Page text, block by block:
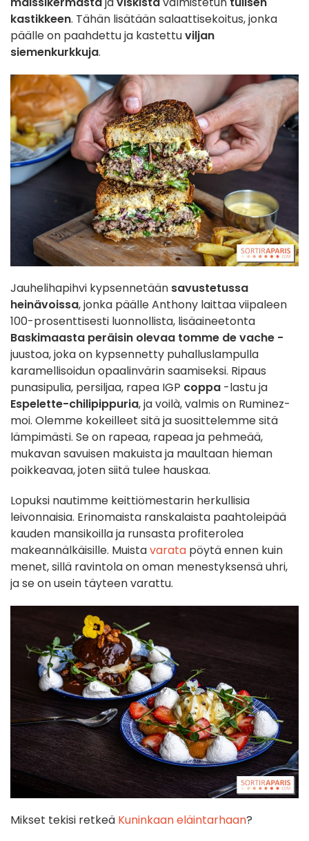
kastikkeen. Tähän lisätään salaattisekoitus, jonka
päälle on paahdettu ja kastettuviljan
siemenkurkkuja.
Jauhelihapihvi kypsennetään savustetussa
heinävoissa, jonka päälle Anthony laittaa viipaleen
100-prosenttisesti luonnollista, lisäaineetonta
Baskimaasta peräisin olevaa tomme de vache -
juustoa, joka on kypsennetty puhalluslampulla
karamellisoidun opaalinvärin saamiseksi. Ripaus
punasipulia, persiljaa, rapea IGP coppa -lastu ja
Espelette-chilipippuria, ja voilà, valmis on Ruminez-
moi. Olemme kokeilleet sitä ja suosittelemme sitä
lämpimästi. Se on rapeaa, rapeaa ja pehmeää,
mukavan savuisen makuista ja maultaan hieman
poikkeavaa, joten siitä tulee hauskaa.
Lopuksi nautimme keittiömestarin herkullisia
leivonnaisia. Erinomaista ranskalaista paahtoleipää
kauden mansikoilla ja runsasta profiterolea
makeannälkäisille. Muistavarata pöytä ennen kuin
menet, sillä ravintola on oman menestyksensä uhri,
ja se on usein täyteen varattu.
Mikset tekisi retkeä Kuninkaan eläintarhaan?